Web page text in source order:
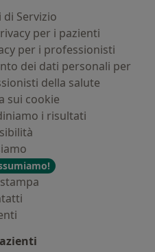
Servizio
per i pazienti
per i professionisti
dei dati personali per
della salute
sui cookie
i risultati